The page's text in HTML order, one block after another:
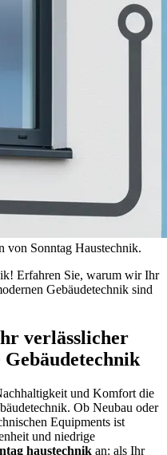
von Sonntag Haustechnik.
Erfahren Sie, warum wir Ihr
Gebäudetechnik sind
verlässlicher
und Komfort die
Ob Neubau oder
Equipments ist
und niedrige
haustechnik an: als Ihr